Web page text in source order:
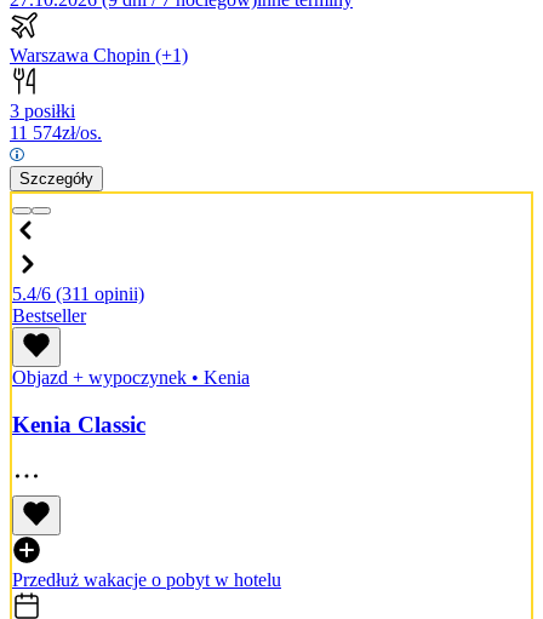
Warszawa Chopin (+1)
3 posiłki
11 574zł/os.
Szczegóły
5.4/6 (311 opinii)
Bestseller
Objazd + wypoczynek • Kenia
Kenia Classic
Przedłuż wakacje o pobyt w hotelu